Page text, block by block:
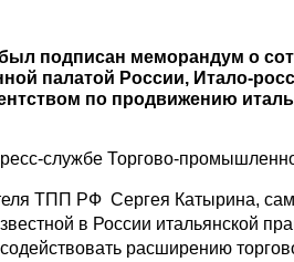
подписан меморандум о
палатой России, Итало-
по продвижению
службе Торгово-
ТПП РФ Сергея Катырина,
в России итальянской
расширению